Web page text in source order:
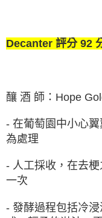
Decanter 評分 92
釀 酒 師：Hope
- 在葡萄園中小心
為處理
- ⼈工採收，在去
⼀次
- 發酵過程包括冷